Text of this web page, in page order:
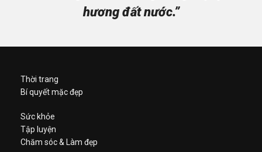
hương đất nước.”
Thời trang
Bí quyết mặc đẹp
Sức khỏe
Tập luyện
Chăm sóc & Làm đẹp